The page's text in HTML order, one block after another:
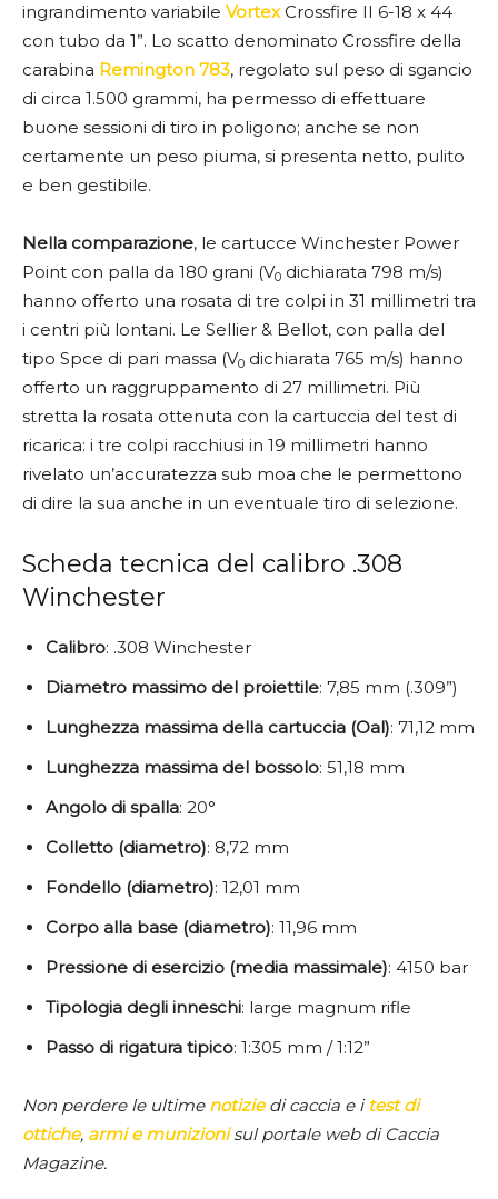
ingrandimento variabile VortexCrossfire II 6-18 x 44
con tubo da 1”. Lo scatto denominato Crossfire della
carabina Remington 783, regolato sul peso di sgancio
di circa 1.500 grammi, ha permesso di effettuare
buone sessioni di tiro in poligono; anche se non
certamente un peso piuma, si presenta netto, pulito
e ben gestibile.
Nella comparazione, le cartucce Winchester Power
Point con palla da 180 grani (V0 dichiarata 798 m/s)
hanno offerto una rosata di tre colpi in 31 millimetri tra
i centri più lontani. Le Sellier & Bellot, con palla del
tipo Spce di pari massa (V0 dichiarata 765 m/s) hanno
offerto un raggruppamento di 27 millimetri. Più
stretta la rosata ottenuta con la cartuccia del test di
ricarica: i tre colpi racchiusi in 19 millimetri hanno
rivelato un’accuratezza sub moa che le permettono
di dire la sua anche in un eventuale tiro di selezione.
Scheda tecnica del calibro .308
Winchester
Calibro: .308 Winchester
Diametro massimo del proiettile: 7,85 mm (.309”)
Lunghezza massima della cartuccia (Oal): 71,12 mm
Lunghezza massima del bossolo: 51,18 mm
Angolo di spalla: 20°
Colletto (diametro): 8,72 mm
Fondello (diametro): 12,01 mm
Corpo alla base (diametro): 11,96 mm
Pressione di esercizio (media massimale): 4150 bar
Tipologia degli inneschi: large magnum rifle
Passo di rigatura tipico: 1:305 mm / 1:12”
Non perdere le ultime notiziedi caccia e i test di
ottiche, armi e munizionisul portale web di Caccia
Magazine.